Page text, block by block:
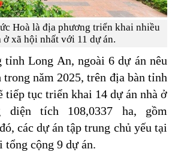
Hoà là địa phương triển khai nhiều
ở xã hội nhất với 11 dự án.
tỉnh Long An, ngoài 6 dự án nêu
trong năm 2025, trên địa bàn tỉnh
tiếp tục triển khai 14 dự án nhà ở
tích 108,0337 ha, gồm
các dự án tập trung chủ yếu tại
cộng 9 dự án.